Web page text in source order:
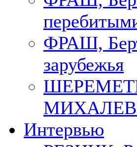
ФРАШ,
зарубежья
Интервью